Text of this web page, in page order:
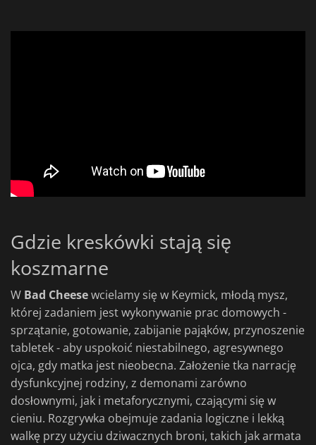
Gdzie kreskówki stają się
koszmarne
W Bad Cheesewcielamy się w Keymick, młodą mysz,
której zadaniem jest wykonywanie prac domowych -
sprzątanie, gotowanie, zabijanie pająków, przynoszenie
tabletek - aby uspokoić niestabilnego, agresywnego
ojca, gdy matka jest nieobecna. Założenie tka narrację
dysfunkcyjnej rodziny, z demonami zarówno
dosłownymi, jak i metaforycznymi, czającymi się w
cieniu. Rozgrywka obejmuje zadania logiczne i lekką
walkę przy użyciu dziwacznych broni, takich jak armata